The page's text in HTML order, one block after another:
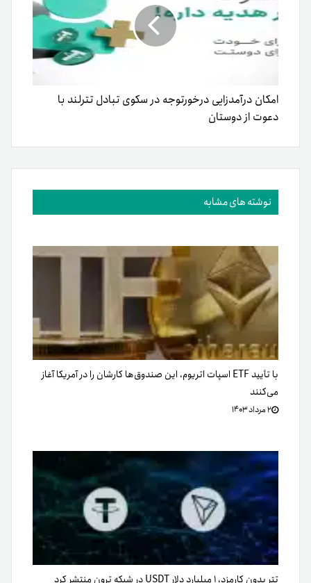
امکان درآمدزایی درخورتوجه در سکوی تبادل تترلند با
دعوت از دوستان
نوشته های مشابه
با تأیید ETF اسپات اتریوم، این صندوق‌ها کارشان را در آمريکا آغاز
می‌کنند
۲ مرداد ۱۴۰۳
تتر بدون کارمزد، ۱ میلیارد دلار USDT در شبکه ترون منتشر کرد